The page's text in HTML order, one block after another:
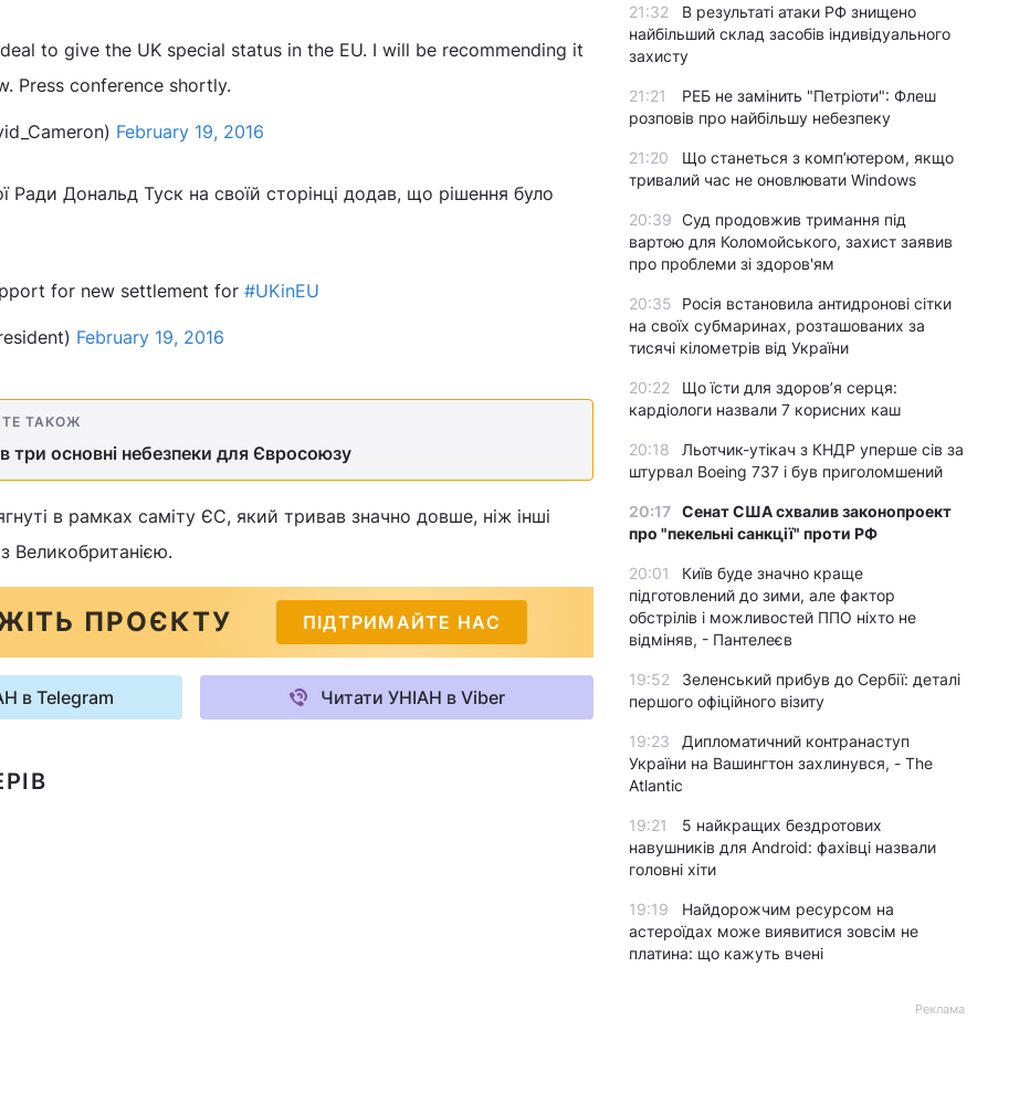
to give the UK special status in the EU. I will be recommending it
Press conference shortly.
February 19, 2016
Ради Дональд Туск на своїй сторінці додав, що рішення було
for new settlement for #UKinEU
February 19, 2016
ТАКОЖ
три основні небезпеки для Євросоюзу
в рамках саміту ЄС, який тривав значно довше, ніж інші
Великобританією.
ПРОЄКТУ ПІДТРИМАЙТЕ НАС
в Telegram Читати УНІАН в Viber
21:32
В результаті атаки РФ знищено
найбільший склад засобів індивідуального
захисту
21:21
РЕБ не замінить "Петріоти": Флеш
розповів про найбільшу небезпеку
21:20
Що станеться з комп’ютером, якщо
тривалий час не оновлювати Windows
20:39 Суд продовжив тримання під
вартою для Коломойського, захист заявив
про проблеми зі здоров'ям
20:35
Росія встановила антидронові сітки
на своїх субмаринах, розташованих за
тисячі кілометрів від України
20:22
Що їсти для здоров’я серця:
кардіологи назвали 7 корисних каш
20:18
Льотчик-утікач з КНДР уперше сів за
штурвал Boeing 737 і був приголомшений
20:17 Сенат США схвалив законопроект
про "пекельні санкції" проти РФ
20:01
Київ буде значно краще
підготовлений до зими, але фактор
обстрілів і можливостей ППО ніхто не
відміняв, - Пантелеєв
19:52
Зеленський прибув до Сербії: деталі
першого офіційного візиту
19:23
Дипломатичний контранаступ
України на Вашингтон захлинувся, - The
Atlantic
19:21
5 найкращих бездротових
навушників для Android: фахівці назвали
головні хіти
19:19
Найдорожчим ресурсом на
астероїдах може виявитися зовсім не
платина: що кажуть вчені
Реклама